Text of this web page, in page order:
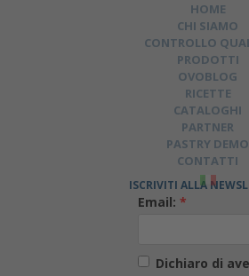
Adagiare la crostatina al
portata, creare con l’aiuto di un
spuntoni di crema al cardamomo
ultimo con fettine di pere cotte al
Servire con della riduzione al
HOME
CHI SIAMO
CONTROLLO
PRODOTTI
OVOBLOG
RICETTE
CATALOGHI
PARTNER
PASTRY DEMO
CONTATTI
ISCRIVITI ALLA
Email:*
Dichiaro di